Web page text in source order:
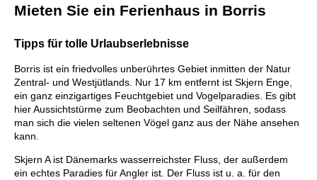
Mieten Sie ein Ferienhaus in Borris
Tipps für tolle Urlaubserlebnisse
Borris ist ein friedvolles unberührtes Gebiet inmitten der Natur
Zentral- und Westjütlands. Nur 17 km entfernt ist Skjern Enge,
ein ganz einzigartiges Feuchtgebiet und Vogelparadies. Es gibt
hier Aussichtstürme zum Beobachten und Seilfähren, sodass
man sich die vielen seltenen Vögel ganz aus der Nähe ansehen
kann.
Skjern A ist Dänemarks wasserreichster Fluss, der außerdem
ein echtes Paradies für Angler ist. Der Fluss ist u. a. für den